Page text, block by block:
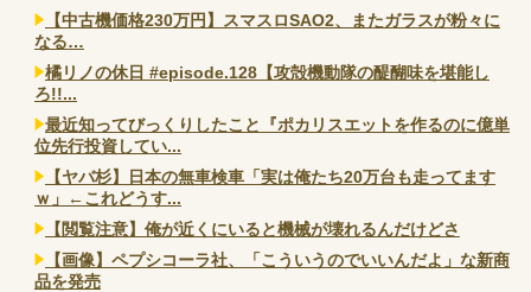
【中古機価格230万円】スマスロSAO2、またガラスが粉々に
なる…
橘リノの休日 #episode.128【攻殻機動隊の醍醐味を堪能し
ろ!!...
最近知ってびっくりしたこと『ポカリスエットを作るのに億単
位先行投資してい...
【ヤバ杉】日本の無車検車「実は俺たち20万台も走ってます
ｗ」←これどうす...
【閲覧注意】俺が近くにいると機械が壊れるんだけどさ
【画像】ペプシコーラ社、「こういうのでいいんだよ」な新商
品を発売